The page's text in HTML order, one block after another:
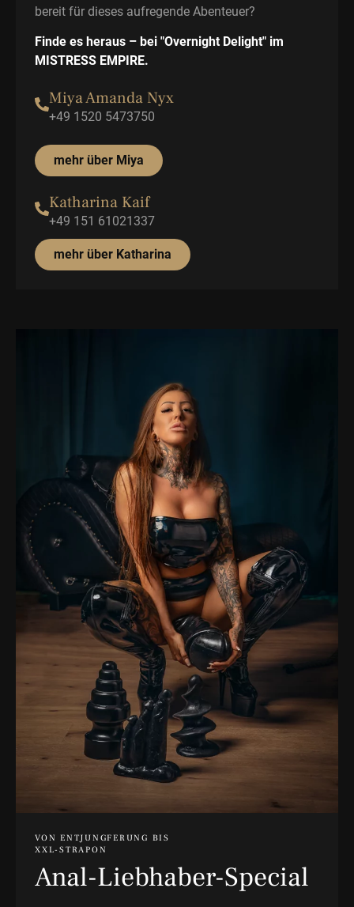
bereit für dieses aufregende Abenteuer?
Finde es heraus – bei "Overnight Delight" im
MISTRESS EMPIRE.
Miya Amanda Nyx
+49 1520 5473750
mehr über Miya
Katharina Kaif
+49 151 61021337
mehr über Katharina
VON ENTJUNGFERUNG BIS
XXL-STRAPON
Anal-Liebhaber-Special